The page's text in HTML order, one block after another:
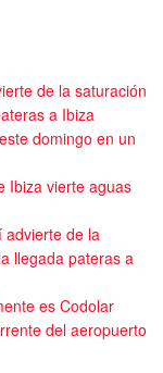
de la saturación
a Ibiza
domingo en un
Ibiza vierte aguas
advierte de la
llegada pateras a
es Codolar
del aeropuerto